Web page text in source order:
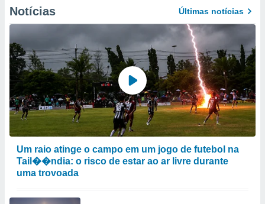
Notícias Últimas notícias
Um raio atinge o campo em um jogo de futebol na
Tail��ndia: o risco de estar ao ar livre durante
uma trovoada